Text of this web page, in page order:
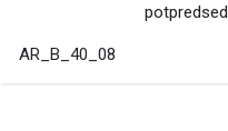
AR_B_40_08